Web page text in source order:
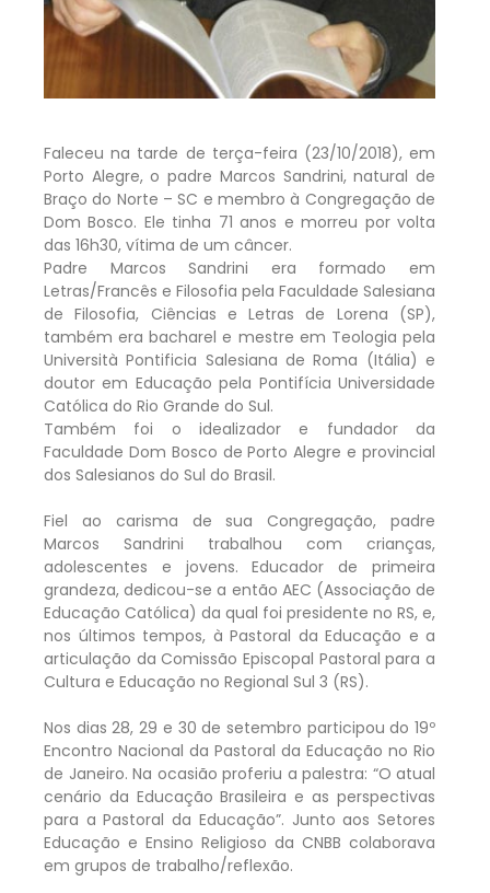
Faleceu na tarde de terça-feira (23/10/2018), em
Porto Alegre, o padre Marcos Sandrini, natural de
Braço do Norte – SC e membro à Congregação de
Dom Bosco. Ele tinha 71 anos e morreu por volta
das 16h30, vítima de um câncer.
Padre Marcos Sandrini era formado em
Letras/Francês e Filosofia pela Faculdade Salesiana
de Filosofia, Ciências e Letras de Lorena (SP),
também era bacharel e mestre em Teologia pela
Università Pontificia Salesiana de Roma (Itália) e
doutor em Educação pela Pontifícia Universidade
Católica do Rio Grande do Sul.
Também foi o idealizador e fundador da
Faculdade Dom Bosco de Porto Alegre e provincial
dos Salesianos do Sul do Brasil.
Fiel ao carisma de sua Congregação, padre
Marcos Sandrini trabalhou com crianças,
adolescentes e jovens. Educador de primeira
grandeza, dedicou-se a então AEC (Associação de
Educação Católica) da qual foi presidente no RS, e,
nos últimos tempos, à Pastoral da Educação e a
articulação da Comissão Episcopal Pastoral para a
Cultura e Educação no Regional Sul 3 (RS).
Nos dias 28, 29 e 30 de setembro participou do 19º
Encontro Nacional da Pastoral da Educação no Rio
de Janeiro. Na ocasião proferiu a palestra: “O atual
cenário da Educação Brasileira e as perspectivas
para a Pastoral da Educação”. Junto aos Setores
Educação e Ensino Religioso da CNBB colaborava
em grupos de trabalho/reflexão.